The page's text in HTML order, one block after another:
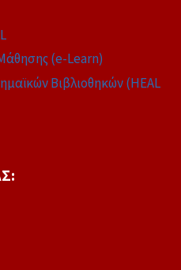
(e-Learn)
Βιβλιοθηκών (HEAL